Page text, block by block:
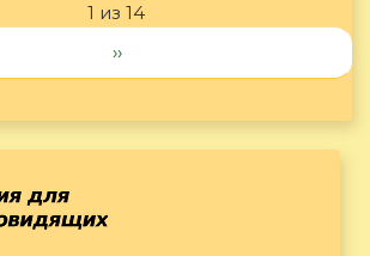
1 из 14
››